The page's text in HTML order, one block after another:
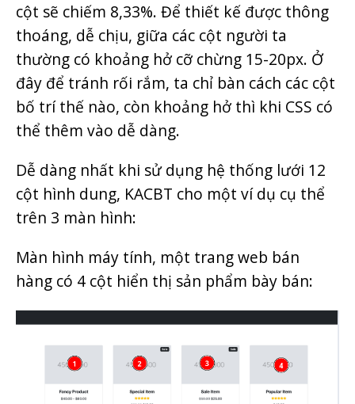
cột sẽ chiếm 8,33%. Để thiết kế được thông
thoáng, dễ chịu, giữa các cột người ta
thường có khoảng hở cỡ chừng 15-20px. Ở
đây để tránh rối rắm, ta chỉ bàn cách các cột
bố trí thế nào, còn khoảng hở thì khi CSS có
thể thêm vào dễ dàng.
Dễ dàng nhất khi sử dụng hệ thống lưới 12
cột hình dung, KACBT cho một ví dụ cụ thể
trên 3 màn hình:
Màn hình máy tính, một trang web bán
hàng có 4 cột hiển thị sản phẩm bày bán: